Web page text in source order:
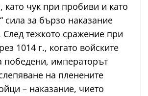
като чук при пробиви и като
сила за бързо наказание
След тежкото сражение при
1014 г., когато войските
победени, императорът
на пленените
– наказание, чието